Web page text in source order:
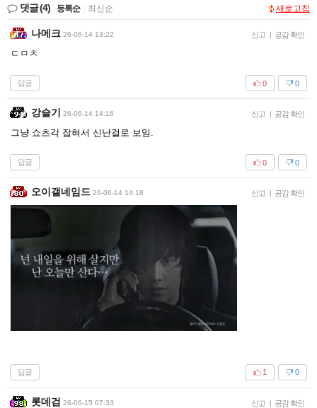
댓글(4) 등록순 최신순 새로고침
나메크 26-06-14 13:22 신고 | 공감 확인
ㄷㅁㅊ
답글 0
0
강슬기 26-06-14 14:16 신고 | 공감 확인
그냥 쇼츠각 잡혀서 신난걸로 보임.
답글 0
0
오이갤네임드 26-06-14 14:18 신고 | 공감 확인
답글 0
1
롯데검 26-06-15 07:33 신고 | 공감 확인